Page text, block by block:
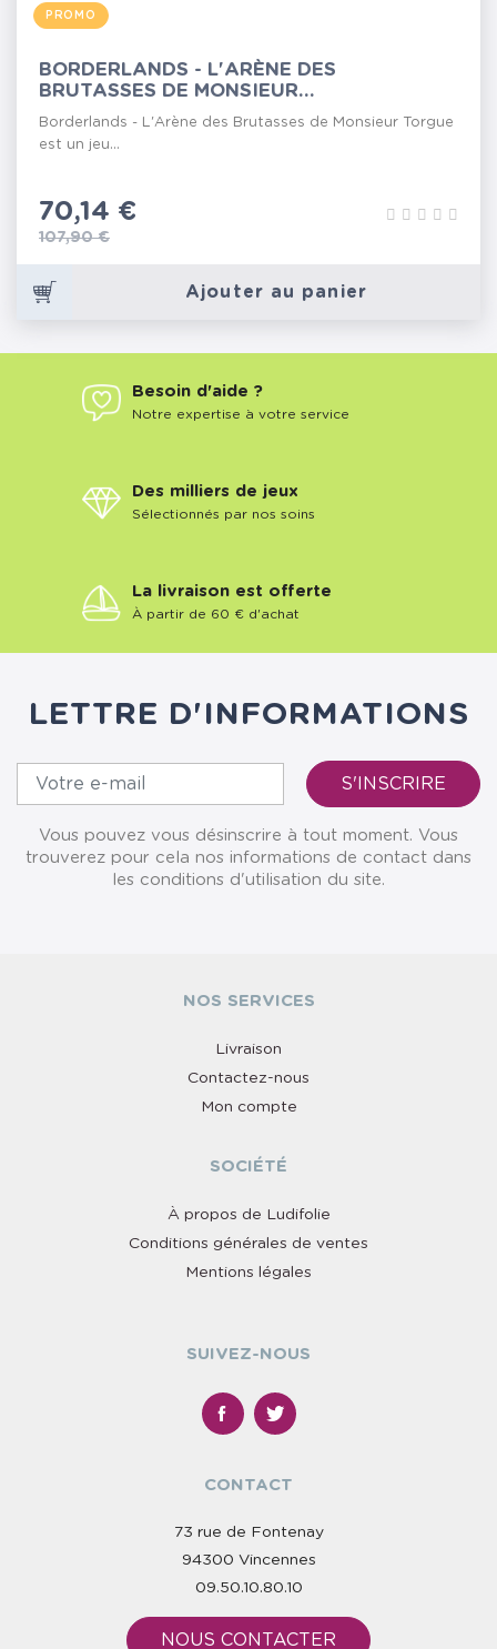
PROMO
BORDERLANDS - L'ARÈNE DES
BRUTASSES DE MONSIEUR...
Borderlands - L'Arène des Brutasses de Monsieur Torgue
est un jeu...
Prix
70,14 €
Prix de base
107,90 €
Ajouter au panier
Besoin d'aide ?
Notre expertise à votre service
Des milliers de jeux
Sélectionnés par nos soins
La livraison est offerte
À partir de 60 € d'achat
LETTRE D'INFORMATIONS
Vous pouvez vous désinscrire à tout moment. Vous
trouverez pour cela nos informations de contact dans
les conditions d'utilisation du site.
NOS SERVICES
Livraison
Contactez-nous
Mon compte
SOCIÉTÉ
À propos de Ludifolie
Conditions générales de ventes
Mentions légales
SUIVEZ-NOUS
CONTACT
73 rue de Fontenay
94300 Vincennes
09.50.10.80.10
NOUS CONTACTER